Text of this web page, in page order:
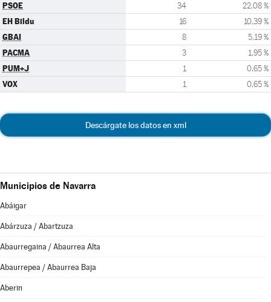
PSOE 34 22,08 %
EH Bildu 16 10,39 %
GBAI 8 5,19 %
PACMA 3 1,95 %
PUM+J 1 0,65 %
VOX 1 0,65 %
Descárgate los datos en xml
Municipios de Navarra
Abáigar
Abárzuza / Abartzuza
Abaurregaina / Abaurrea Alta
Abaurrepea / Abaurrea Baja
Aberin